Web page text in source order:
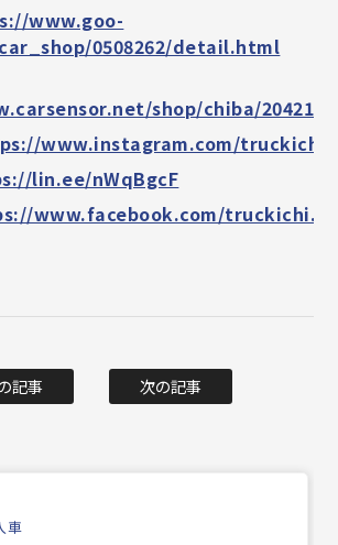
www.goo-
0508262/detail.html
shop/chiba/
www.instagram.com/
lin.ee/nWqBgcF
www.facebook.com/
記事 次の記事
車